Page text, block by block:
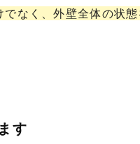
なく、外壁全体の状態
す